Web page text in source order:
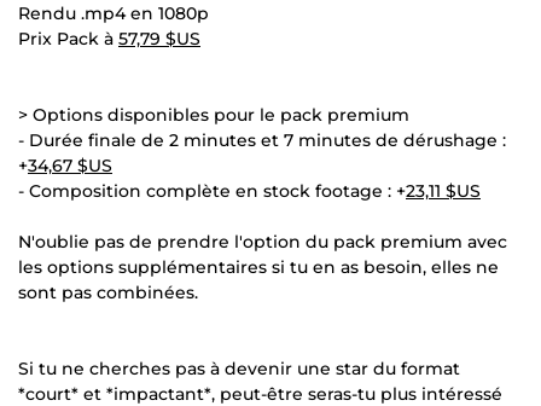
Rendu .mp4 en 1080p
Prix Pack à 57,79 $US
> Options disponibles pour le pack premium
- Durée finale de 2 minutes et 7 minutes de dérushage :
+34,67 $US
- Composition complète en stock footage : +23,11 $US
N'oublie pas de prendre l'option du pack premium avec
les options supplémentaires si tu en as besoin, elles ne
sont pas combinées.
Si tu ne cherches pas à devenir une star du format
*court* et *impactant*, peut-être seras-tu plus intéressé